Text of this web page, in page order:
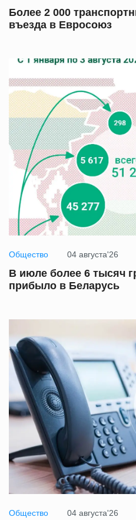
Более 2 000
въезда в Евросоюз
Общество 04 августа'26
В июле более 6 тысяч
прибыло в Беларусь
Общество 04 августа'26